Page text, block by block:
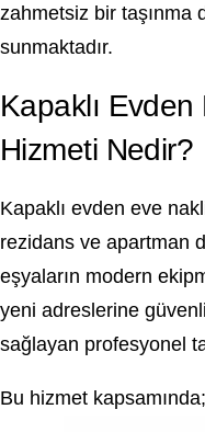
zahmetsiz bir taşınma
sunmaktadır.
Kapaklı
Hizmeti Nedir?
Kapaklı evden eve
rezidans ve apartman
eşyaların modern
yeni adreslerine
sağlayan profesyonel
Bu hizmet kapsamında;